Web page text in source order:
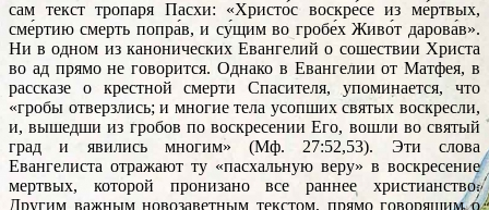
сам текст тропаря Пасхи: «Христо́с воскре́се из ме́ртвых,
сме́ртию смерть попра́в, и су́щим во гробе́х Живо́т дарова́в».
Ни в одном из канонических Евангелий о сошествии Христа
во ад прямо не говорится. Однако в Евангелии от Матфея, в
рассказе о крестной смерти Спасителя, упоминается, что
«гробы отверзлись; и многие тела усопших святых воскресли,
и, вышедши из гробов по воскресении Его, вошли во святый
град и явились многим» (Мф. 27:52,53). Эти слова
Евангелиста отражают ту «пасхальную веру» в воскресение
мертвых, которой пронизано все раннее христианство.
Другим важным новозаветным текстом, прямо говорящим о